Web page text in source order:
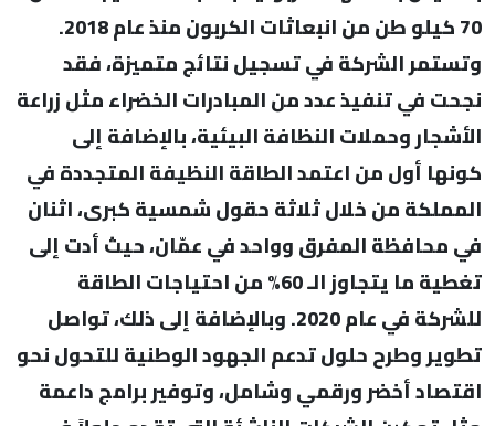
70 كيلو طن من انبعاثات الكربون منذ عام 2018.
وتستمر الشركة في تسجيل نتائج متميزة، فقد
نجحت في تنفيذ عدد من المبادرات الخضراء مثل زراعة
الأشجار وحملات النظافة البيئية، بالإضافة إلى
كونها أول من اعتمد الطاقة النظيفة المتجددة في
المملكة من خلال ثلاثة حقول شمسية كبرى، اثنان
في محافظة المفرق وواحد في عمّان، حيث أدت إلى
تغطية ما يتجاوز الـ 60% من احتياجات الطاقة
للشركة في عام 2020. وبالإضافة إلى ذلك، تواصل
تطوير وطرح حلول تدعم الجهود الوطنية للتحول نحو
اقتصاد أخضر ورقمي وشامل، وتوفير برامج داعمة